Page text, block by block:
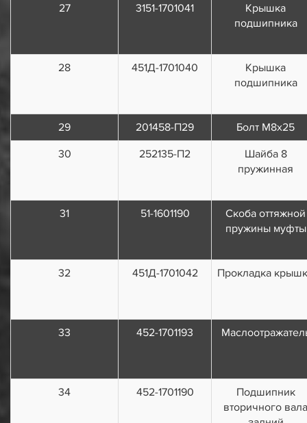
27 3151-1701041
Крышка
подшипника
28 451Д-1701040
Крышка
подшипника
29 201458-П29
Болт М8х25
30
252135-П2
Шайба 8
пружинная
31 51-1601190
Скоба оттяжной
пружины муфты
32 451Д-1701042 Прокладка
33 452-1701193
34 452-1701190
Подшипник
вторичного вала